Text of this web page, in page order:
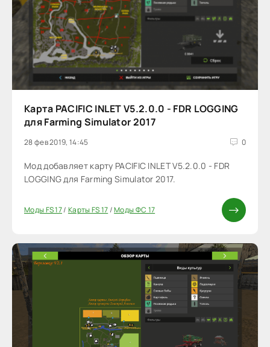
Карта PACIFIC INLET V5.2.0.0 - FDR LOGGING
для Farming Simulator 2017
28 фев 2019, 14:45 0
Мод добавляет карту PACIFIC INLET V5.2.0.0 - FDR
LOGGING для Farming Simulator 2017.
Моды FS 17/ Карты FS 17/Моды ФС 17